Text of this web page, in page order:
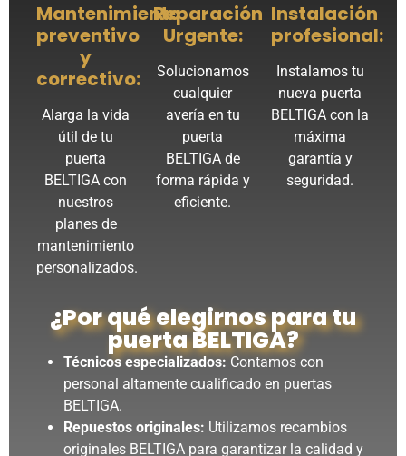
Mantenimiento
preventivo
y
correctivo:
Alarga la vida
útil de tu
puerta
BELTIGA con
nuestros
planes de
mantenimiento
personalizados.
Reparación
Urgente:
Solucionamos
cualquier
avería en tu
puerta
BELTIGA de
forma rápida y
eficiente.
Instalación
profesional:
Instalamos tu
nueva puerta
BELTIGA con la
máxima
garantía y
seguridad.
¿Por qué elegirnos para tu
puerta BELTIGA?
Técnicos especializados: Contamos con
personal altamente cualificado en puertas
BELTIGA.
Repuestos originales: Utilizamos recambios
originales BELTIGA para garantizar la calidad y